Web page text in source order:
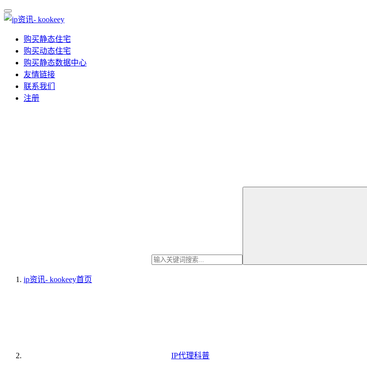
购买静态住宅
购买动态住宅
购买静态数据中心
友情链接
联系我们
注册
ip资讯- kookeey首页
IP代理科普